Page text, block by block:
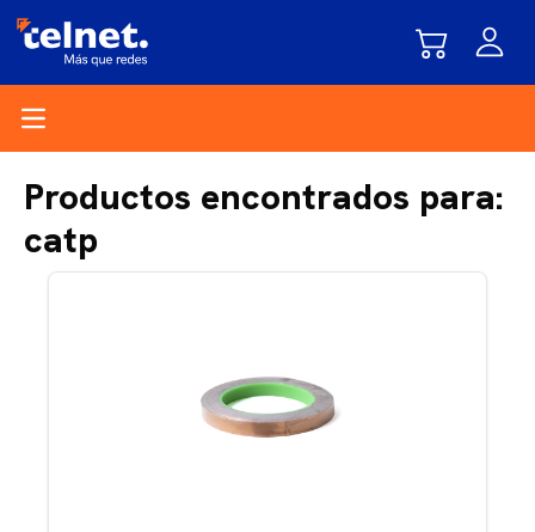
Open main menu
Productos encontrados para:
catp